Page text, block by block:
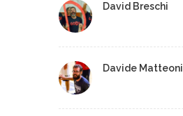
David Breschi
Davide Matteoni